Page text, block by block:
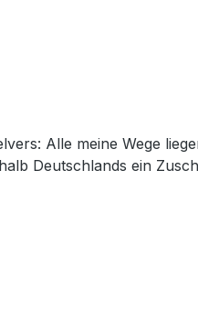
Deutschlands ein